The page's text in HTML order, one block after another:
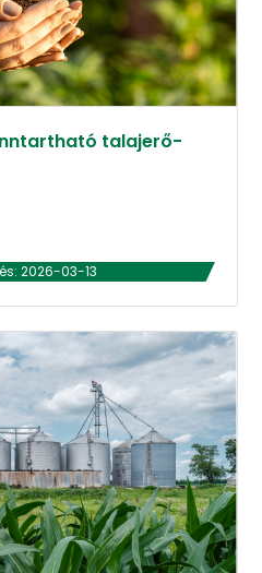
talajerő-
2026-03-13